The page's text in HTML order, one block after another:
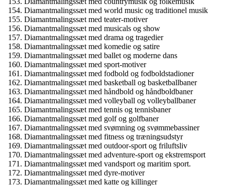
Diamantmalingssæt med world music og traditionel musik
Diamantmalingssæt med teater-motiver
Diamantmalingssæt med musicals og show
Diamantmalingssæt med drama og tragedier
Diamantmalingssæt med komedie og satire
Diamantmalingssæt med ballet og moderne dans
Diamantmalingssæt med sport-motiver
Diamantmalingssæt med fodbold og fodboldstadioner
Diamantmalingssæt med basketball og basketballbaner
Diamantmalingssæt med håndbold og håndboldbaner
Diamantmalingssæt med volleyball og volleyballbaner
Diamantmalingssæt med tennis og tennisbaner
Diamantmalingssæt med golf og golfbaner
Diamantmalingssæt med svømning og svømmebassiner
Diamantmalingssæt med fitness og træningsudstyr
Diamantmalingssæt med outdoor-sport og friluftsliv
Diamantmalingssæt med adventure-sport og ekstremsport
Diamantmalingssæt med vandsport og maritim sport.
Diamantmalingssæt med dyre-motiver
Diamantmalingssæt med katte og killinger